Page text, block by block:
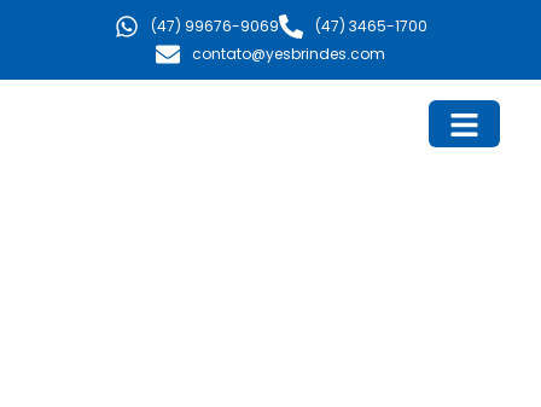
(47) 99676-9069
(47) 3465-1700
contato@yesbrindes.com